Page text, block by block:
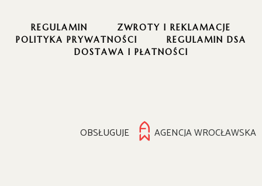
REGULAMIN
ZWROTY I REKLAMACJE
POLITYKA PRYWATNOŚCI
REGULAMIN DSA
DOSTAWA I PŁATNOŚCI
OBSŁUGUJE AGENCJA WROCŁAWSKA